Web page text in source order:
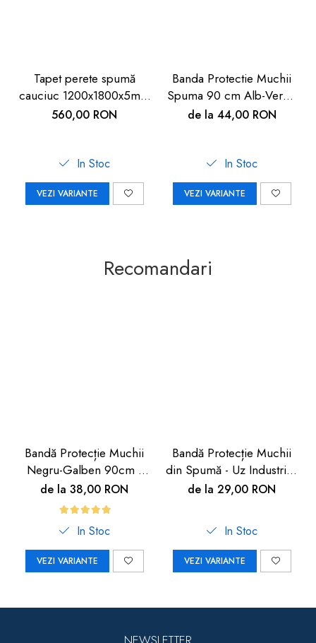
Tapet perete spumă
cauciuc 1200x1800x5mm
– Protecție Industrială și
560,00 RON
In Stoc
VEZI VARIANTE
Banda Protectie Muchii
Spuma 90 cm Alb-Verde
| Carboysafety
de la 44,00 RON
In Stoc
VEZI VARIANTE
Recomandari
Bandă Protecție Muchii
Negru-Galben 90cm |
Carboysafety
de la 38,00 RON
In Stoc
VEZI VARIANTE
Bandă Protecție Muchii
din Spumă - Uz Industrial,
Crem, 90cm | Car Boy
de la 29,00 RON
In Stoc
VEZI VARIANTE